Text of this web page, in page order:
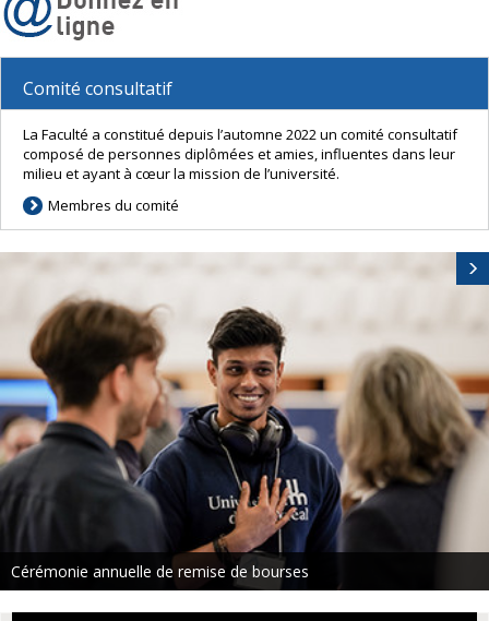
Comité consultatif
La Faculté a constitué depuis l’automne 2022 un comité consultatif
composé de personnes diplômées et amies, influentes dans leur
milieu et ayant à cœur la mission de l’université.
Membres du comité
Cérémonie annuelle de remise de bourses